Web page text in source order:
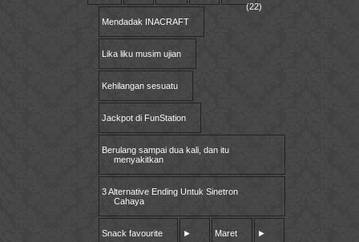
Mendadak INACRAFT
Lika liku musim ujian
Kehilangan sesuatu
Jackpot di FunStation
Berulang sampai dua kali, dan itu
menyakitkan
3 Alternative Ending Untuk Sinetron
Cahaya
Snack favourite ► Maret ►
(22)